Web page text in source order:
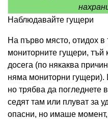
Наблюдавайте гущери
На първо място, отидох в
мониторните гущери, тъй
досега (по някаква
няма мониторни гущери).
но трябва да погледнете
седят там или плуват за
опасни, но имаше